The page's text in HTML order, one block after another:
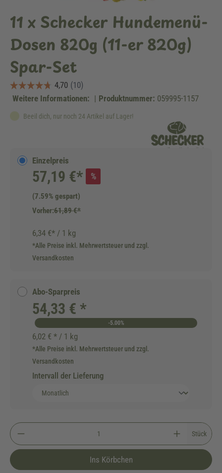
11 x Schecker Hundemenü-
Dosen 820g (11-er 820g)
Spar-Set
Weitere Informationen: | Produktnummer: 059995-1157
Beeil dich, nur noch 24 Artikel auf Lager!
Einzelpreis
57,19 €* %
(7.59% gespart)
Vorher:61,89 €*
6,34 €* / 1 kg
*Alle Preise inkl. Mehrwertsteuer und zzgl.
Versandkosten
Abo-Sparpreis
54,33 € *
-5.00%
6,02 € * / 1 kg
*Alle Preise inkl. Mehrwertsteuer und zzgl.
Versandkosten
Intervall der Lieferung
Stück
Ins Körbchen